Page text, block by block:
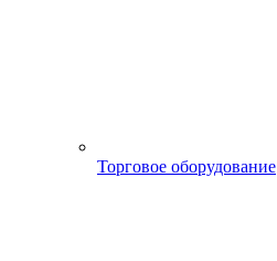
Торговое оборудование